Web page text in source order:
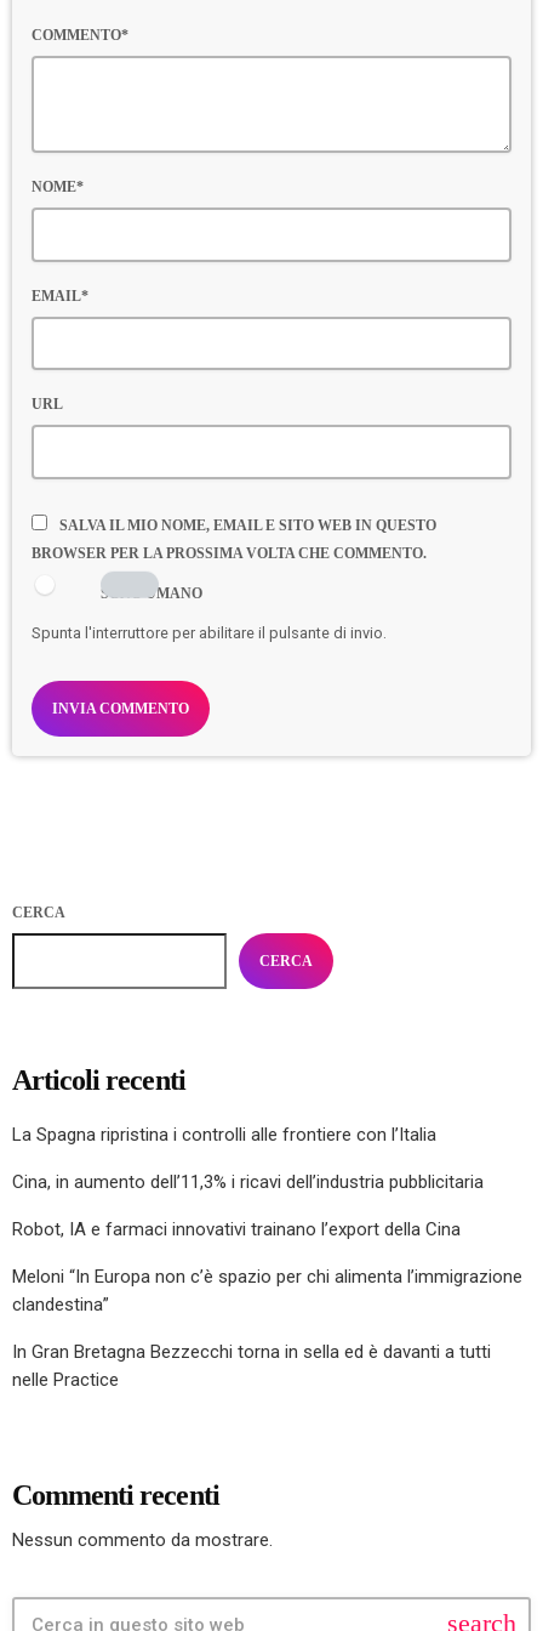
COMMENTO*
NOME*
EMAIL*
URL
SALVA IL MIO NOME, EMAIL E SITO WEB IN QUESTO
BROWSER PER LA PROSSIMA VOLTA CHE COMMENTO.
SONO UMANO
Spunta l'interruttore per abilitare il pulsante di invio.
CERCA
CERCA
Articoli recenti
La Spagna ripristina i controlli alle frontiere con l’Italia
Cina, in aumento dell’11,3% i ricavi dell’industria pubblicitaria
Robot, IA e farmaci innovativi trainano l’export della Cina
Meloni “In Europa non c’è spazio per chi alimenta l’immigrazione
clandestina”
In Gran Bretagna Bezzecchi torna in sella ed è davanti a tutti
nelle Practice
Commenti recenti
Nessun commento da mostrare.
search